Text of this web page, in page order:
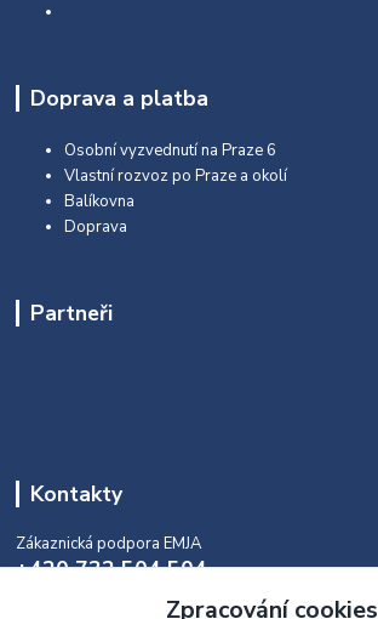
Doprava a platba
Osobní vyzvednutí na Praze 6
Vlastní rozvoz po Praze a okolí
Balíkovna
Doprava
Partneři
Kontakty
Zákaznická podpora EMJA
+420 732 504 504
(během naší aktuální otevírací doby)Zpracování cookies